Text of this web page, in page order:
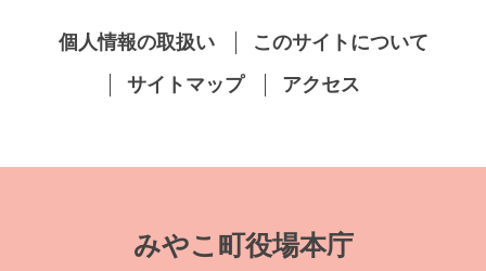
個人情報の取扱い
このサイトについて
サイトマップ
アクセス
みやこ町役場本庁